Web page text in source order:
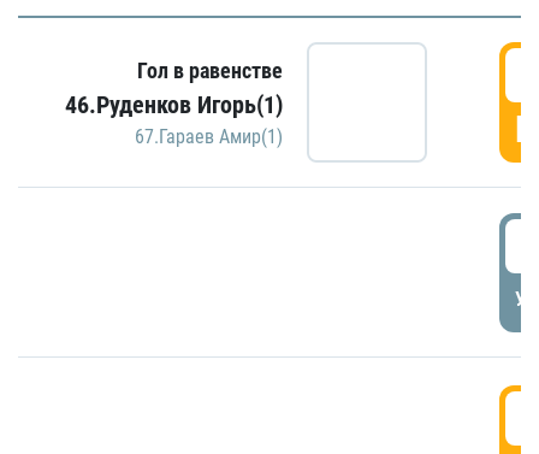
Гол в равенстве
46.Руденков Игорь(1)
67.Гараев Амир(1)